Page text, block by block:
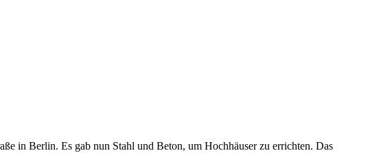
in Berlin. Es gab nun Stahl und Beton, um Hochhäuser zu errichten. Das